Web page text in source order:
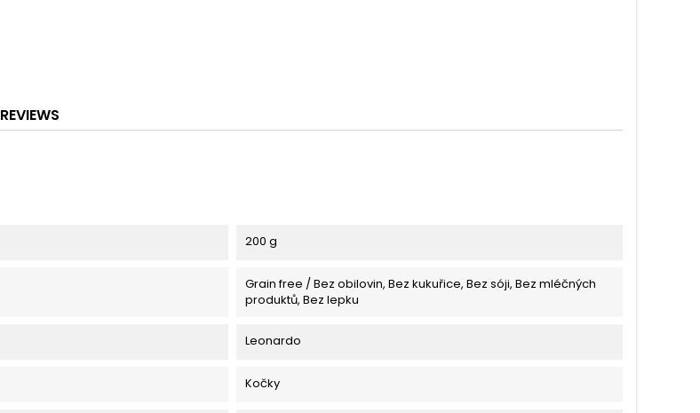
REVIEWS
200 g
Grain free / Bez obilovin, Bez kukuřice, Bez sóji, Bez mléčných
produktů, Bez lepku
Leonardo
Kočky